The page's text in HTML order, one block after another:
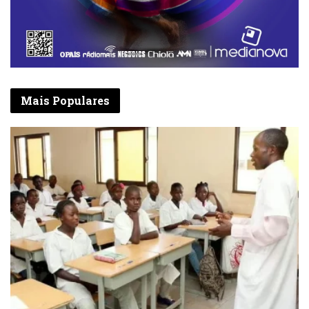
IPO do BFA
Isabel dos Santos anunciou ainda que o BFA,
o segundo maior banco angolano pelo valor
dos activos, poderá realizar, no primeiro
trimestre de 2019, uma oferta pública inicial
(IPO, na sigla em inglês) de 25% do seu
capital. O BFA é maioritariamente detido
pela Unitel, operadora onde Isabel dos
Santos possui uma posição relevante. O
português BPI, agora controlado pelos
espanhóis do CaixaBank, continua a deter
48,1% do capital da instituição angolana.
A operação de venda de 25% do capital do
BFA poderá acontecer na bolsa de Londres ou
na de Lisboa. ‘Ainda estamos a analisar qual
será o melhor local para a realização da
Mais Populares